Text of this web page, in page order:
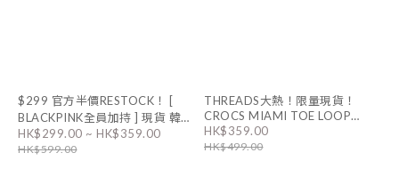
$299 官方半價RESTOCK！ [
BLACKPINK全員加持 ] 現貨 韓國
輕奢品牌 LLOYD TENNIS
BRACELET 連盒
HK$299.00 ~ HK$359.00
HK$599.00
THREADS大熱！限量現貨！
CROCS MIAMI TOE LOOP
SANDALS｜2色
HK$359.00
HK$499.00